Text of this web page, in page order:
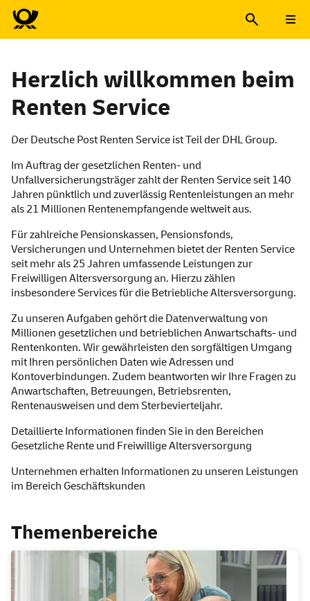
Herzlich willkommen beim
Renten Service
Der Deutsche Post Renten Service ist Teil der DHL Group.
Im Auftrag der gesetzlichen Renten- und
Unfallversicherungsträger zahlt der Renten Serviceseit 140
Jahren pünktlich und zuverlässig Rentenleistungen an mehr
als 21 Millionen Rentenempfangende weltweit aus.
Für zahlreiche Pensionskassen, Pensionsfonds,
Versicherungen und Unternehmen bietet der Renten Service
seit mehr als 25 Jahren umfassende Leistungen zur
Freiwilligen Altersversorgung an. Hierzu zählen
insbesondereServicesfür die Betriebliche Altersversorgung.
Zu unseren Aufgaben gehört die Datenverwaltung von
Millionen gesetzlichen und betrieblichen Anwartschafts- und
Rentenkonten. Wir gewährleisten den sorgfältigen Umgang
mit Ihren persönlichen Daten wie Adressen und
Kontoverbindungen. Zudem beantworten wir Ihre Fragen zu
Anwartschaften, Betreuungen, Betriebsrenten,
Rentenausweisen und dem Sterbevierteljahr.
Detaillierte Informationen finden Sie in den Bereichen
Gesetzliche Rente und Freiwillige Altersversorgung
Unternehmen erhalten Informationen zu unseren Leistungen
im Bereich Geschäftskunden
Themenbereiche